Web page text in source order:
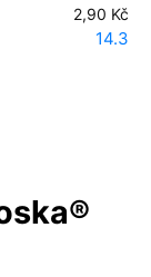
2,90 Kč
14.3